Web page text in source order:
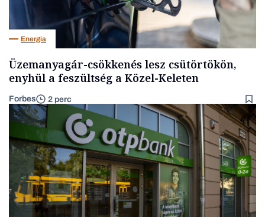
Energia
Üzemanyagár-csökkenés lesz csütörtökön,
enyhül a feszültség a Közel-Keleten
Forbes 2 perc